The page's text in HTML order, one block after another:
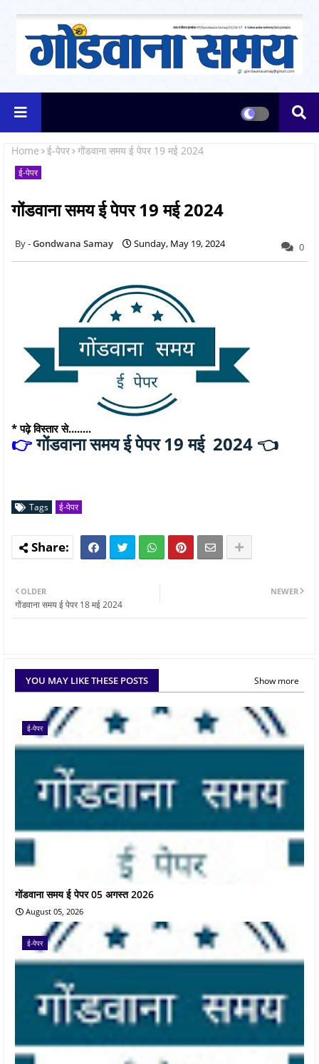
Home ई-पेपर गोंडवाना समय ई पेपर 19 मई 2024
ई-पेपर
गोंडवाना समय ई पेपर 19 मई 2024
Gondwana Samay Sunday, May 19, 2024 0
* पढ़े विस्तार से........
👉गोंडवाना समय ई पेपर 19 मई 2024 👈
Tags ई-पेपर
NEWER
OLDER
गोंडवाना समय ई पेपर 18 मई 2024
YOU MAY LIKE THESE POSTS Show more
ई-पेपर
गोंडवाना समय ई पेपर 05 अगस्त 2026
August 05, 2026
ई-पेपर